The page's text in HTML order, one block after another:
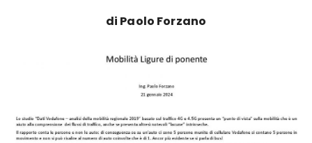
di Paolo Forzano